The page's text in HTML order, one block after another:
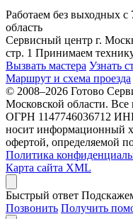
Работаем без выходных с
область
Сервисный центр г.
стр. 1 Принимаем
Вызвать мастера Узнать
Маршрут и схема проезда
© 2008–2026 Готово
Московской области.
ОГРН 1147746036712
носит информационный
офертой, определяемой
Политика
Карта сайта XML
Быстрый ответ
Позвонить Получить